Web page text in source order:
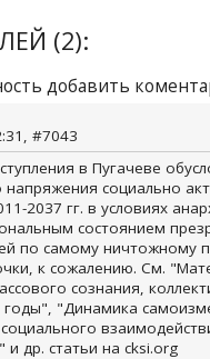
(2):
добавить
#7043
в Пугачеве
напряжения социально
2037 гг. в условиях
состоянием
по самому ничтожному
к сожалению. См.
сознания,
"Динамика
и др. статьи на cksi.org